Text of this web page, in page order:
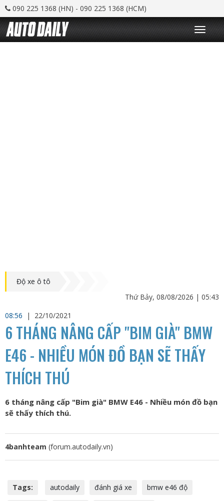
090 225 1368 (HN) - 090 225 1368 (HCM)
T
o
g
Độ xe ô tô
Thứ Bảy, 08/08/2026 | 05:43
08:56
| 22/10/2021
6 THÁNG NÂNG CẤP "BIM GIÀ" BMW
E46 - NHIỀU MÓN ĐỒ BẠN SẼ THẤY
THÍCH THÚ
6 tháng nâng cấp "Bim già" BMW E46 - Nhiều món đồ bạn
sẽ thấy thích thú.
4banhteam (forum.autodaily.vn)
Tags: autodaily đánh giá xe bmw e46 độ